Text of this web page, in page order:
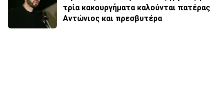
τρία κακουργήματα καλούνται πατέρας
Αντώνιος και πρεσβυτέρα